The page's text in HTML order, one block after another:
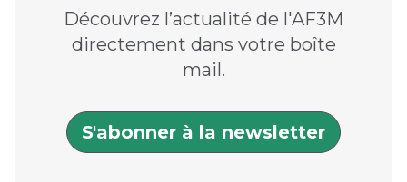
Découvrez l’actualité de l'AF3M
directement dans votre boîte
mail.
S'abonner à la newsletter